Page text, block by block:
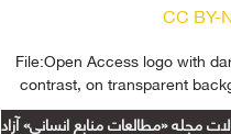
CC BY-
مجله «مطالعات منابع انسانی» آزاد